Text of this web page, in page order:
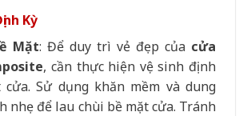
Kỳ
Mặt: Để duy trì vẻ đẹp của cửa
, cần thực hiện vệ sinh định
Sử dụng khăn mềm và dung
nhẹ để lau chùi bề mặt cửa. Tránh